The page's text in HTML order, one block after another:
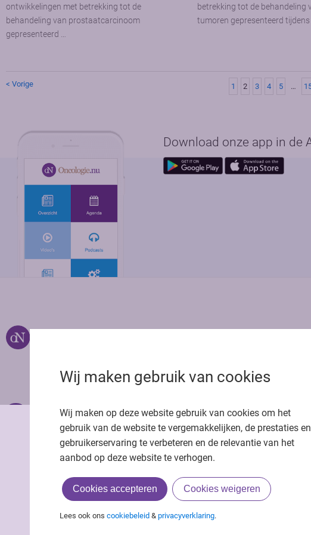
Wij maken gebruik van cookies
Wij maken op deze website gebruik van cookies om het
gebruik van de website te vergemakkelijken, de prestaties en
gebruikerservaring te verbeteren en de relevantie van het
aanbod op deze website te verhogen.
Cookies accepteren Cookies weigeren
Lees ook ons cookiebeleid & privacyverklaring.
Krijg
ontwikkelingen met betrekking tot de
behandeling van prostaatcarcinoom
gepresenteerd …
betrekking tot de behandeling
tumoren gepresenteerd
< Vorige 1 2 3 4 5 …
Download onze app in de
Privacy statement
Cookie statement
Richtlijnen